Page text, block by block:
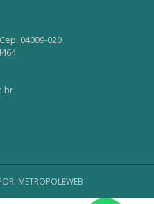
04009-020
METROPOLEWEB